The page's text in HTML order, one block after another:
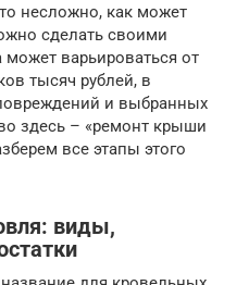
несложно, как может
сделать своими
варьироваться от
тысяч рублей, в
и выбранных
здесь – «ремонт крыши
все этапы этого
виды,